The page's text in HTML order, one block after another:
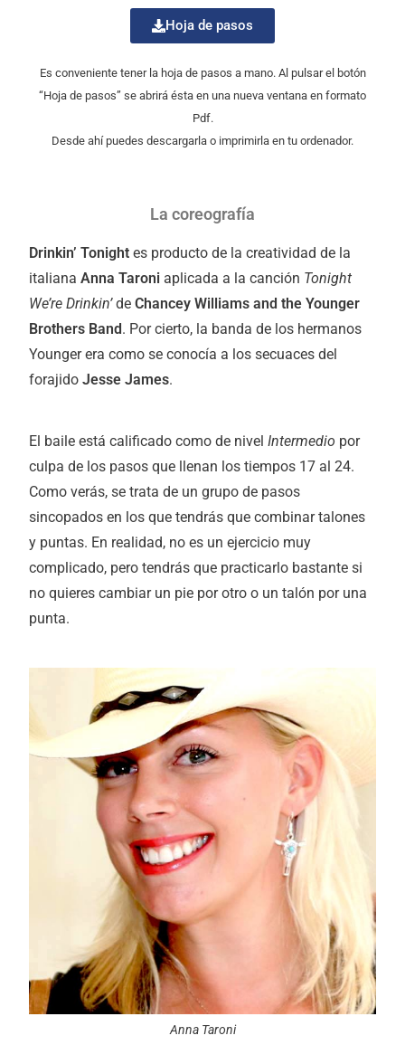
Hoja de pasos
Es conveniente tener la hoja de pasos a mano. Al pulsar el botón
“Hoja de pasos” se abrirá ésta en una nueva ventana en formato
Pdf.
Desde ahí puedes descargarla o imprimirla en tu ordenador.
La coreografía
Drinkin’ Tonight es producto de la creatividad de la
italianaAnna Taroni aplicada a la canción Tonight
We’re Drinkin’deChancey Williams and the Younger
Brothers Band. Por cierto, la banda de los hermanos
Younger era como se conocía a los secuaces del
forajidoJesse James.
El baile está calificado como de nivelIntermedio por
culpa de los pasos que llenan los tiempos 17 al 24.
Como verás, se trata de un grupo de pasos
sincopados en los que tendrás que combinar talones
y puntas. En realidad, no es un ejercicio muy
complicado, pero tendrás que practicarlo bastante si
no quieres cambiar un pie por otro o un talón por una
punta.
Anna Taroni